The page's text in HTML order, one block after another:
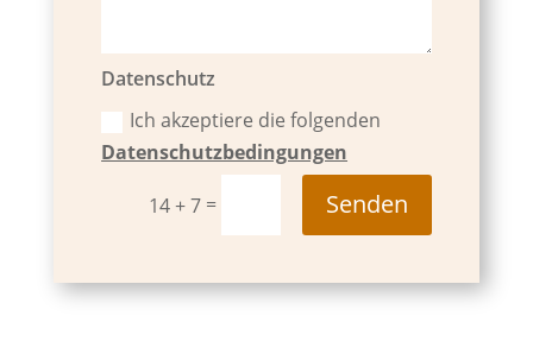
Datenschutz
Ich akzeptiere die folgenden
Datenschutzbedingungen
14 + 7 = Senden